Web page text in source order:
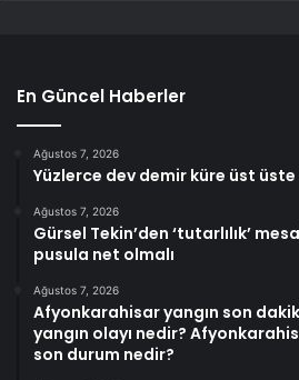
En Güncel Haberler
Ağustos 7, 2026
Yüzlerce dev demir küre üst
Ağustos 7, 2026
Gürsel Tekin’den ‘tutarlılık’
pusula net olmalı
Ağustos 7, 2026
Afyonkarahisar yangın son
yangın olayı nedir?
son durum nedir?